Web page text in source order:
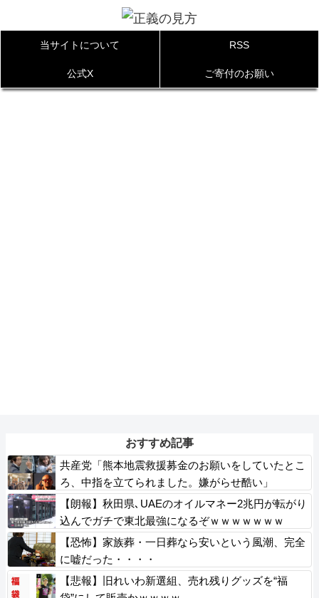
当サイトについて RSS
公式X ご寄付のお願い
おすすめ記事
共産党「熊本地震救援募金のお願いをしていたとこ
ろ、中指を立てられました。嫌がらせ酷い」
【朗報】秋田県､UAEのオイルマネー2兆円が転がり
込んでガチで東北最強になるぞｗｗｗｗｗｗｗ
【恐怖】家族葬・一日葬なら安いという風潮、完全
に嘘だった・・・・
【悲報】旧れいわ新選組、売れ残りグッズを“福